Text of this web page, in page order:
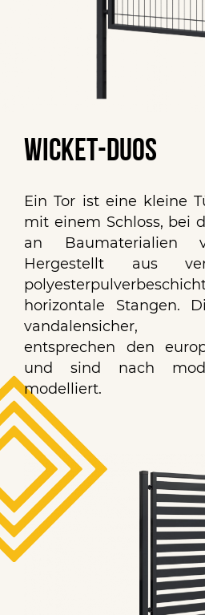
Wicket-Duos
Ein Tor ist eine kleine
mit einem Schloss, bei
an Baumaterialien
Hergestellt aus
horizontale Stangen.
vandalensicher,
entsprechen den
und sind nach
modelliert.